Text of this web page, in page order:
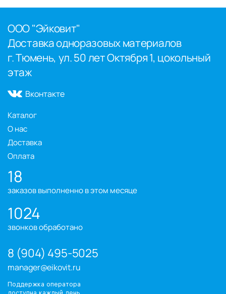
ООО "Эйковит"
Доставка одноразовых материалов
г. Тюмень, ул. 50 лет Октября 1, цокольный
этаж
Вконтакте
Каталог
О нас
Доставка
Оплата
18
заказов выполненно в этом месяце
1024
звонков обработано
8 (904) 495-5025
manager@eikovit.ru
Поддержка оператора